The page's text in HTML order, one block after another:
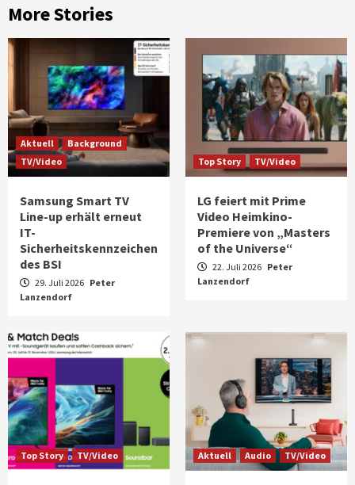
More Stories
Aktuell
Background
TV/Video
Samsung Smart TV
Line-up erhält erneut
IT-
Sicherheitskennzeichen
des BSI
29. Juli 2026 Peter
Lanzendorf
Top Story TV/Video
LG feiert mit Prime
Video Heimkino-
Premiere von „Masters
of the Universe“
22. Juli 2026 Peter
Lanzendorf
Top Story TV/Video Aktuell Audio TV/Video